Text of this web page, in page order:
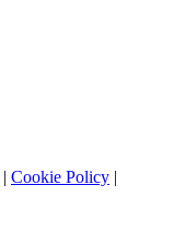
| Cookie Policy |